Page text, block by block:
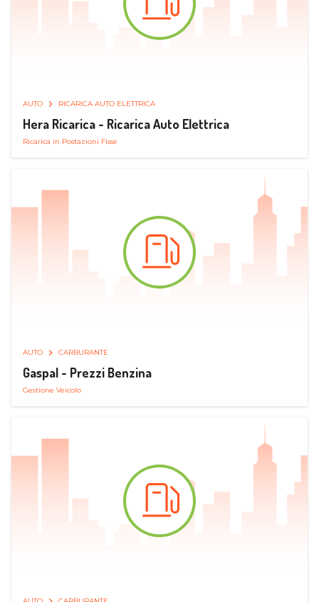
AUTO RICARICA AUTO ELETTRICA
Hera Ricarica - Ricarica Auto Elettrica
Ricarica in Postazioni Fisse
AUTO CARBURANTE
Gaspal - Prezzi Benzina
Gestione Veicolo